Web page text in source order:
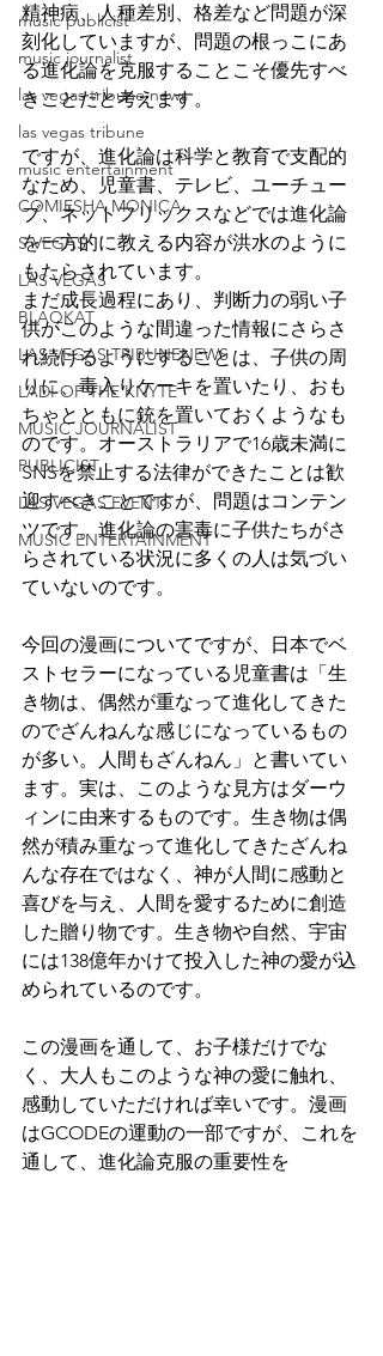
music publicist
music journalist
las vegas tribune news
las vegas tribune
music entertainment
COMIESHA MONICA
S VEGAS
LAS VEGAS
BLAQKAT
LAS VEGAS TRIBUNENEWS
LADI OF THE KNYTE
MUSIC JOURNALIST
PUBLICIST
LAS VEGAS EVENTS
MUSIC ENTERTAINMENT
精神病、人種差別、格差など問題が深
刻化していますが、問題の根っこにあ
る進化論を克服することこそ優先すべ
きことだと考えます。
ですが、進化論は科学と教育で支配的
なため、児童書、テレビ、ユーチュー
ブ、ネットフリックスなどでは進化論
を一方的に教える内容が洪水のように
もたらされています。
まだ成長過程にあり、判断力の弱い子
供がこのような間違った情報にさらさ
れ続けるようにすることは、子供の周
りに、毒入りケーキを置いたり、おも
ちゃとともに銃を置いておくようなも
のです。オーストラリアで16歳未満に
SNSを禁止する法律ができたことは歓
迎すべきことですが、問題はコンテン
ツです。進化論の害毒に子供たちがさ
らされている状況に多くの人は気づい
ていないのです。
今回の漫画についてですが、日本でベ
ストセラーになっている児童書は「生
き物は、偶然が重なって進化してきた
のでざんねんな感じになっているもの
が多い。人間もざんねん」と書いてい
ます。実は、このような見方はダーウ
ィンに由来するものです。生き物は偶
然が積み重なって進化してきたざんね
んな存在ではなく、神が人間に感動と
喜びを与え、人間を愛するために創造
した贈り物です。生き物や自然、宇宙
には138億年かけて投入した神の愛が込
められているのです。
この漫画を通して、お子様だけでな
く、大人もこのような神の愛に触れ、
感動していただければ幸いです。漫画
はGCODEの運動の一部ですが、これを
通して、進化論克服の重要性を